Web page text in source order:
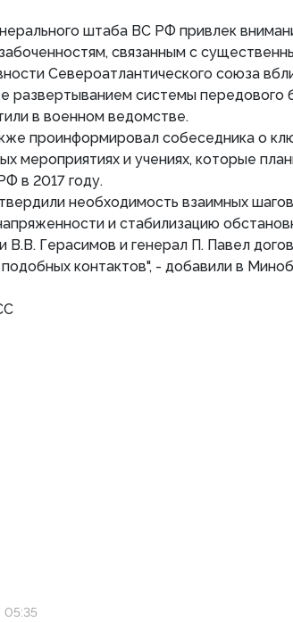
штаба ВС РФ привлек
связанным с
Североатлантического союза
развертыванием системы передового
в военном ведомстве.
проинформировал собеседника о
мероприятиях и учениях, которые
в 2017 году.
необходимость взаимных
и стабилизацию
В.В. Герасимов и генерал П. Павел
контактов", - добавили в
05:35